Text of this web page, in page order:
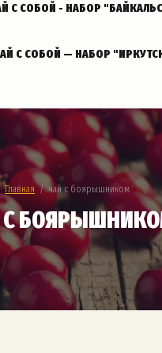
С СОБОЙ - НАБОР
С СОБОЙ — НАБОР
Главная
  /  чай с боярышником
С